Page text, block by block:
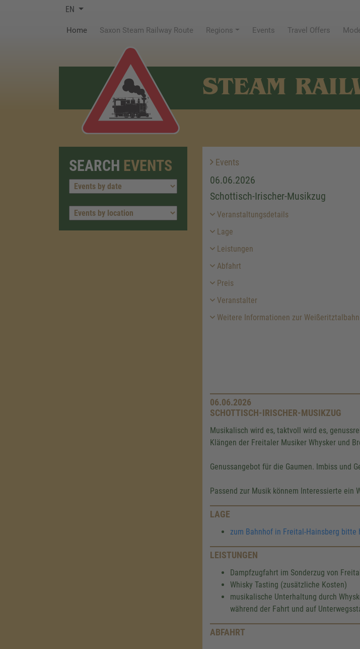
EN
Home(current)Saxon Steam Railway Route Regions Events Travel Offers
STEAM
SEARCH EVENTS Events
06.06.2026
Schottisch-Irischer-Musikzug
Veranstaltungsdetails
Lage
Leistungen
Abfahrt
Preis
Veranstalter
Weitere Informationen zur Weißeritztalbahn
06.06.2026
SCHOTTISCH-IRISCHER-MUSIKZUG
Musikalisch wird es, taktvoll wird es,
Klängen der Freitaler Musiker Whysker und
Genussangebot für die Gaumen. Imbiss und
Passend zur Musik könnem Interessierte ein
LAGE
zum Bahnhof in Freital-Hainsberg bitte
LEISTUNGEN
Dampfzugfahrt im Sonderzug von
Whisky Tasting (zusätzliche Kosten)
musikalische Unterhaltung durch
während der Fahrt und auf
ABFAHRT